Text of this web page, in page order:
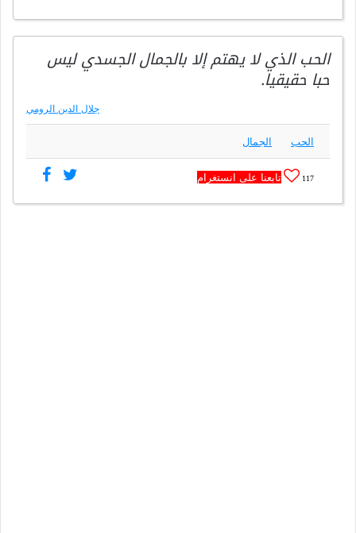
الحب الذي لا يهتم إلا بالجمال الجسدي ليس
حبا حقيقيا.
جلال الدين الرومي
الحب الجمال
117 تابعنا على انستغرام